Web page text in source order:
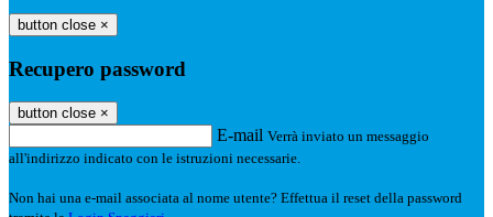
button close ×
Recupero password
button close ×
E-mail Verrà inviato un messaggio
all'indirizzo indicato con le istruzioni necessarie.
Non hai una e-mail associata al nome utente? Effettua il reset della password